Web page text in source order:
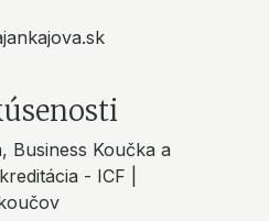
Business Koučka a
- ICF |